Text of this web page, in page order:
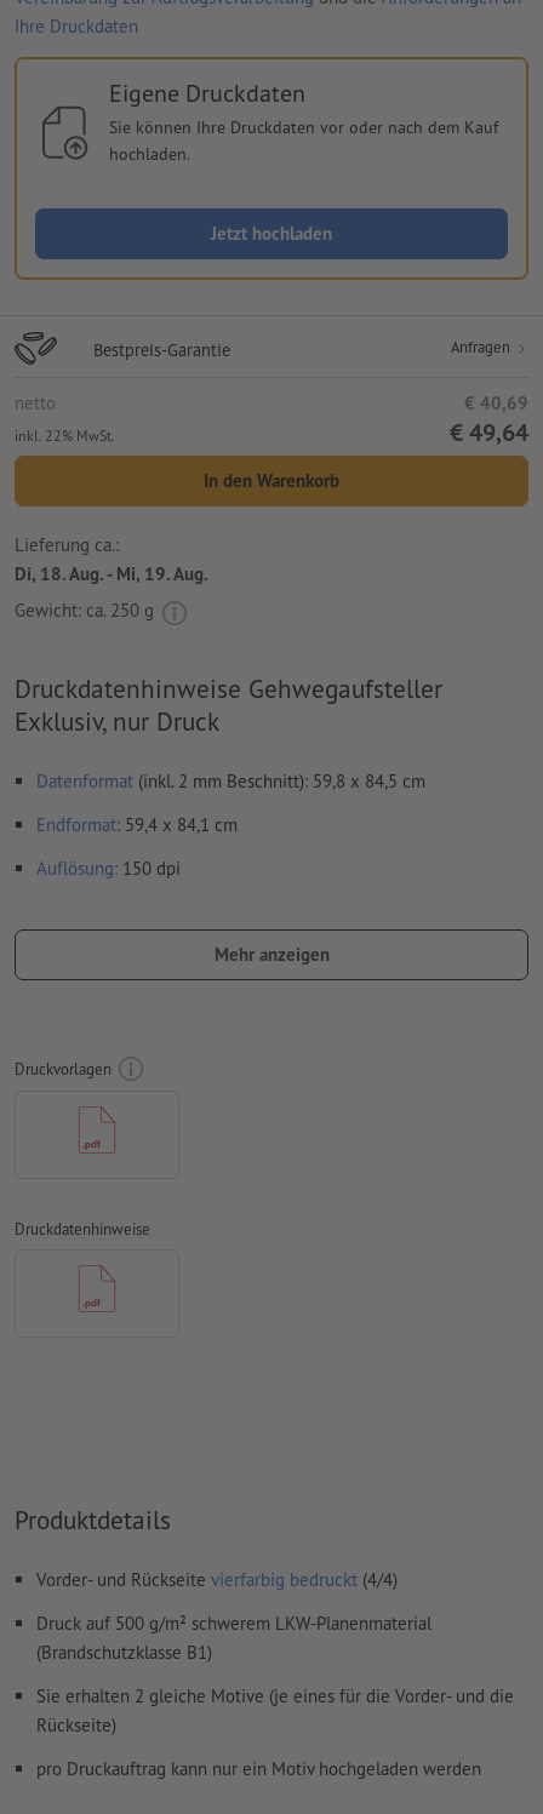
Ihre Druckdaten
Eigene Druckdaten
Sie können Ihre Druckdaten vor oder nach dem Kauf
hochladen.
Jetzt hochladen
Bestpreis-Garantie Anfragen
netto € 40,69
inkl. 22% MwSt. € 49,64
In den Warenkorb
Lieferung ca.:
Di, 18. Aug. - Mi, 19. Aug.
Gewicht: ca. 250 g
Druckdatenhinweise Gehwegaufsteller
Exklusiv, nur Druck
Datenformat (inkl. 2 mm Beschnitt): 59,8 x 84,5 cm
Endformat: 59,4 x 84,1 cm
Auflösung: 150 dpi
Schriftenmüssen vollständig eingebettet oder in Kurven
Farbmodus:CMYK, FOGRA51 (PSO Coated v3)
Rechtschreib- und Satzfehler
Überdruckeneinstellungen
Inhalte vonFormularfeldern
Wie lege ich Druckdaten richtig an?
Mehr anzeigen
Druckvorlagen
Druckdatenhinweise
Produktdetails
Vorder- und Rückseite vierfarbig bedruckt (4/4)
Druck auf 500 g/m² schwerem LKW-Planenmaterial
(Brandschutzklasse B1)
Sie erhalten 2 gleiche Motive (je eines für die Vorder- und die
Rückseite)
pro Druckauftrag kann nur ein Motiv hochgeladen werden